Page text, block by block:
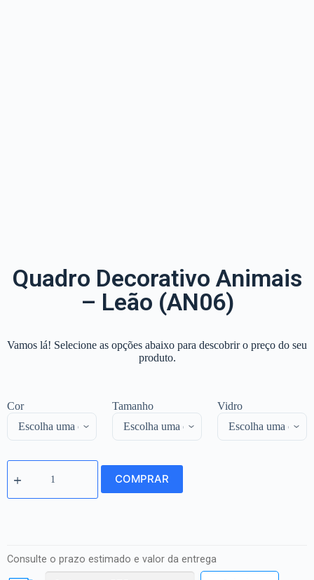
Quadro Decorativo Animais
– Leão (AN06)
Vamos lá! Selecione as opções abaixo para descobrir o preço do seu
produto.
Cor Tamanho Vidro
COMPRAR
Consulte o prazo estimado e valor da entrega